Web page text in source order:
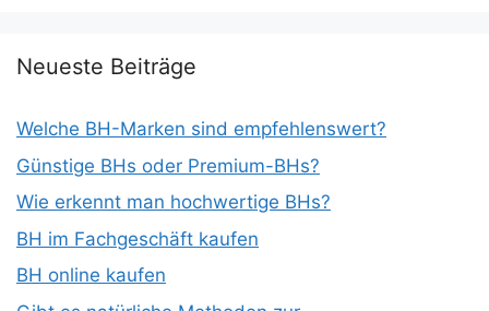
Neueste Beiträge
Welche BH-Marken sind empfehlenswert?
Günstige BHs oder Premium-BHs?
Wie erkennt man hochwertige BHs?
BH im Fachgeschäft kaufen
BH online kaufen